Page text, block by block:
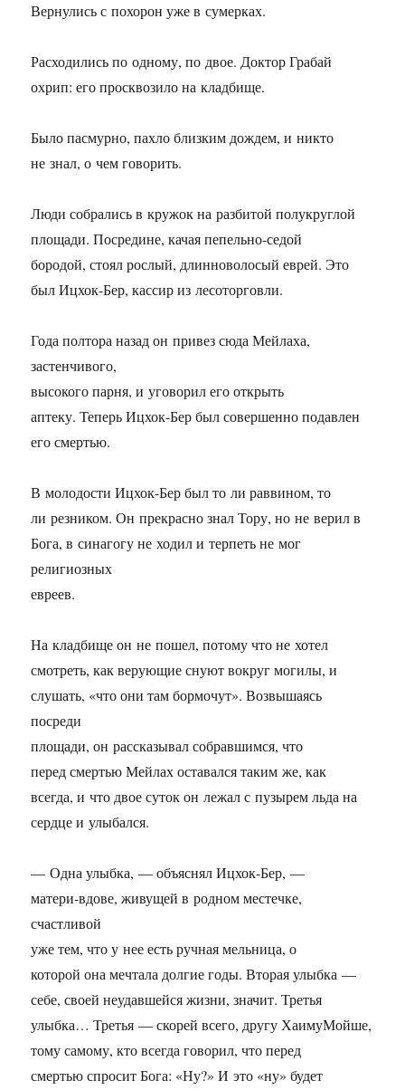
Вернулись с похорон уже в сумерках.
Расходились по одному, по двое. Доктор Грабай
охрип: его просквозило на кладбище.
Было пасмурно, пахло близким дождем, и никто
не знал, о чем говорить.
Люди собрались в кружок на разбитой полукруглой
площади. Посредине, качая пепельно-седой
бородой, стоял рослый, длинноволосый еврей. Это
был Ицхок-Бер, кассир из лесоторговли.
Года полтора назад он привез сюда Мейлаха,
застенчивого,
высокого парня, и уговорил его открыть
аптеку. Теперь Ицхок-Бер был совершенно подавлен
его смертью.
В молодости Ицхок-Бер был то ли раввином, то
ли резником. Он прекрасно знал Тору, но не верил в
Бога, в синагогу не ходил и терпеть не мог
религиозных
евреев.
На кладбище он не пошел, потому что не хотел
смотреть, как верующие снуют вокруг могилы, и
слушать, «что они там бормочут». Возвышаясь
посреди
площади, он рассказывал собравшимся, что
перед смертью Мейлах оставался таким же, как
всегда, и что двое суток он лежал с пузырем льда на
сердце и улыбался.
— Одна улыбка, — объяснял Ицхок-Бер, —
матери-вдове, живущей в родном местечке,
счастливой
уже тем, что у нее есть ручная мельница, о
которой она мечтала долгие годы. Вторая улыбка —
себе, своей неудавшейся жизни, значит. Третья
улыбка… Третья — скорей всего, другу ХаимуМойше,
тому самому, кто всегда говорил, что перед
смертью спросит Бога: «Ну?» И это «ну» будет